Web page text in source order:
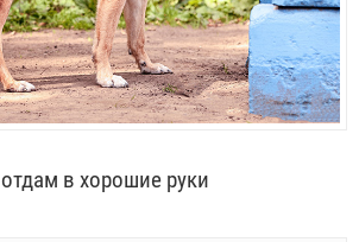
отдам в хорошие руки